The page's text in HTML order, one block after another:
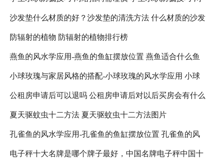
络招聘需注意什么
沙发垫什么材质的好？沙发垫的清洗方法 什么材质的沙发
垫比较好
防辐射的植物 防辐射的植物排行榜
燕鱼的风水学应用-燕鱼的鱼缸摆放位置 燕鱼适合什么鱼
缸
小球玫瑰与家居风格的搭配-小球玫瑰的风水学应用 小球
玫瑰怎么养更好看
公租房申请后可以退吗 公租房申请后对以后买房会有什么
影响吗 公租房退租以后,还可以在申请吗?
夏天驱蚊虫十二方法 夏天驱蚊虫十二方法图片
孔雀鱼的风水学应用-孔雀鱼的鱼缸摆放位置 孔雀鱼的风
水禁忌
电子秤十大名牌是哪个牌子最好，中国名牌电子秤中国十